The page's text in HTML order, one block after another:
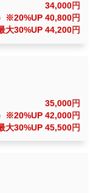
34,000円
※20%UP 40,800円
大30%UP 44,200円
35,000円
※20%UP 42,000円
大30%UP 45,500円